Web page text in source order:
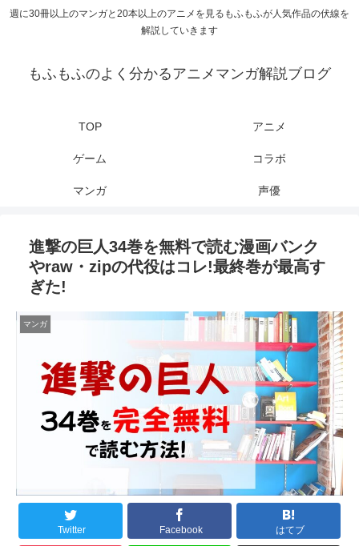
週に30冊以上のマンガと20本以上のアニメを見るもふもふが人気作品の伏線を
解説していきます
もふもふのよく分かるアニメマンガ解説ブログ
TOP アニメ
ゲーム コラボ
マンガ 声優
進撃の巨人34巻を無料で読む漫画バンク
やraw・zipの代役はコレ!最終巻が最高す
ぎた!
マンガ
Twitter Facebook はてブ